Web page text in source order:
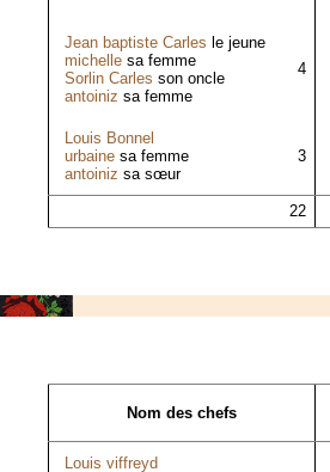
Jean baptiste Carles le jeune
michelle sa femme
Sorlin Carles son oncle
antoiniz sa femme
4
Louis Bonnel
urbaine sa femme
antoiniz sa sœur
3
22
Nom des chefs
Louis viffreyd